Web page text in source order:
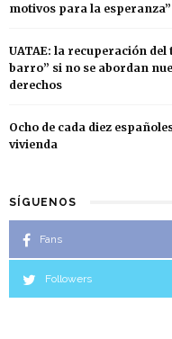
motivos para la esperanza”
UATAE: la recuperación
barro” si no se abordan
derechos
Ocho de cada diez
vivienda
SÍGUENOS
Fans
Followers